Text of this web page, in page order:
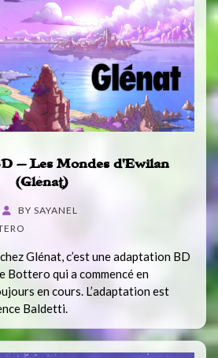
– Les Mondes d’Ewilan
(Glénat)
BY SAYANEL
Glénat, c’est une adaptation BD
Bottero qui a commencé en
en cours. L’adaptation est
Baldetti.